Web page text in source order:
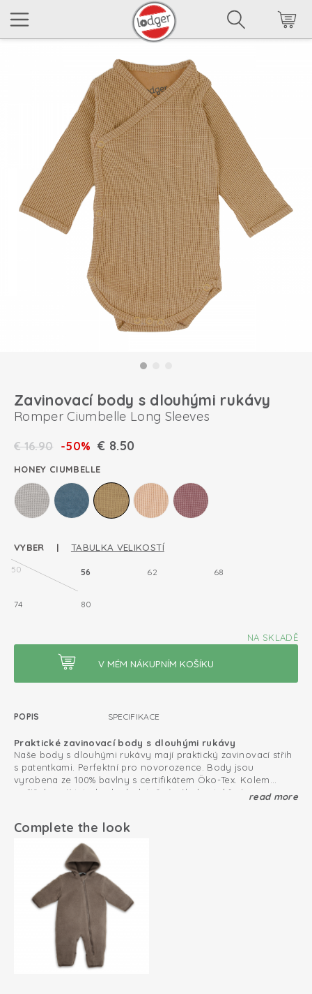
Zavinovací body s dlouhými rukávy
Romper Ciumbelle Long Sleeves
€16.90 -50% € 8.50
HONEY CIUMBELLE
VYBER | TABULKA VELIKOSTÍ
50 56 62 68
74 80
NA SKLADĚ
POPIS SPECIFIKACE
Praktické zavinovací body s dlouhými rukávy
Naše body s dlouhými rukávy mají praktický zavinovací střih
s patentkami. Perfektní pro novorozence. Body jsou
vyrobena ze 100% bavlny s certifikátem Öko-Tex. Kolem
nožiček mají tato body dodatečné záhyby, takže jsou
Můžete ho krásně zkombinovat s ostatními produkty z
Dodatečné záhyby ve spodní části pro dostatečný prostor
pro plenku
Certifikát Oeko-Tex: bez škodlivých látek
Bavlněná pletenina; prodyšná a měkká
Zavinovací design; snadné oblékání a svlékání
read more
Complete the look